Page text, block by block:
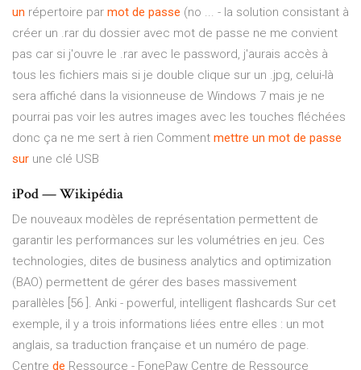
un répertoire par mot de passe (no ... - la solution consistant à
créer un .rar du dossier avec mot de passe ne me convient
pas car si j'ouvre le .rar avec le password, j'aurais accès à
tous les fichiers mais si je double clique sur un .jpg, celui-là
sera affiché dans la visionneuse de Windows 7 mais je ne
pourrai pas voir les autres images avec les touches fléchées
donc ça ne me sert à rien Comment mettre un mot de passe
sur une clé USB
iPod — Wikipédia
De nouveaux modèles de représentation permettent de
garantir les performances sur les volumétries en jeu. Ces
technologies, dites de business analytics and optimization
(BAO) permettent de gérer des bases massivement
parallèles [56 ]. Anki - powerful, intelligent flashcards Sur cet
exemple, il y a trois informations liées entre elles : un mot
anglais, sa traduction française et un numéro de page.
Centre de Ressource - FonePaw Centre de Ressource